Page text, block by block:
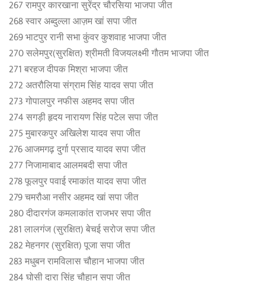
267 रामपुर कारखाना सुरेंद्र चौरसिया भाजपा जीत
268 स्वार अब्दुल्ला आज़म खां सपा जीत
269 भाटपुर रानी सभा कुंवर कुशवाह भाजपा जीत
270 सलेमपुर(सुरक्षित) श्रीमती विजयलक्ष्मी गौतम भाजपा जीत
271 बरहज दीपक मिश्रा भाजपा जीत
272 अतरौलिया संग्राम सिंह यादव सपा जीत
273 गोपालपुर नफीस अहमद सपा जीत
274 सगड़ी हृदय नारायण सिंह पटेल सपा जीत
275 मुबारकपुर अखिलेश यादव सपा जीत
276 आजमगढ़ दुर्गा प्रसाद यादव सपा जीत
277 निजामाबाद आलमबदी सपा जीत
278 फूलपुर पवाई रमाकांत यादव सपा जीत
279 चमरौआ नसीर अहमद खां सपा जीत
280 दीदारगंज कमलाकांत राजभर सपा जीत
281 लालगंज (सुरक्षित) बेचई सरोज सपा जीत
282 मेहनगर (सुरक्षित) पूजा सपा जीत
283 मधुबन रामविलास चौहान भाजपा जीत
284 घोसी दारा सिंह चौहान सपा जीत